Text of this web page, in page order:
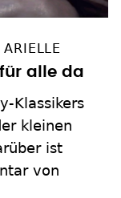
ARIELLE
alle da
Klassikers
kleinen
ist
von